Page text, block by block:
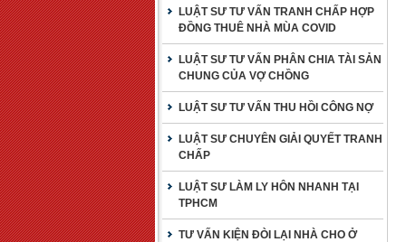
LUẬT SƯ TƯ VẤN TRANH CHẤP HỢP
ĐỒNG THUÊ NHÀ MÙA COVID
LUẬT SƯ TƯ VẤN PHÂN CHIA TÀI SẢN
CHUNG CỦA VỢ CHỒNG
LUẬT SƯ TƯ VẤN THU HỒI CÔNG NỢ
LUẬT SƯ CHUYÊN GIẢI QUYẾT TRANH
CHẤP
LUẬT SƯ LÀM LY HÔN NHANH TẠI
TPHCM
TƯ VẤN KIỆN ĐÒI LẠI NHÀ CHO Ở